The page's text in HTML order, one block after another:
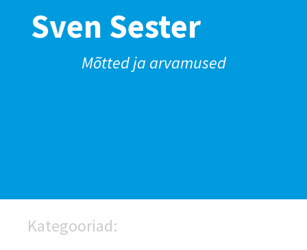
Sven Sester
Mõtted ja arvamused
Kategooriad: